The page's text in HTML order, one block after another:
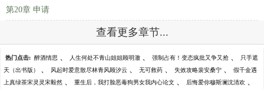
第20章 申请
查看更多章节...
热门点击: 醉酒情思 、 人生何处不青山姐姐顾明澈 、 强制占有！变态疯批又争又抢 、 只手遮
天（出书版） 、 风起时爱意散尽林青风顾汐云 、 无可救药 、 失效攻略裴安桑宁 、 假千金遇
上真绿茶宋灵灵宋毅然 、 重生后，我打脸恶毒狗男女我内心论文 、 后悔爱你穆斯澜沈清欢 、